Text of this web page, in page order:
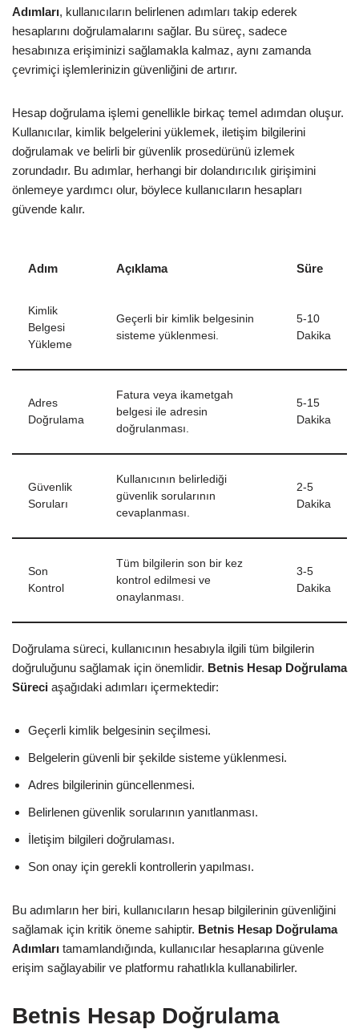
Adımları, kullanıcıların belirlenen adımları takip ederek
hesaplarını doğrulamalarını sağlar. Bu süreç, sadece
hesabınıza erişiminizi sağlamakla kalmaz, aynı zamanda
çevrimiçi işlemlerinizin güvenliğini de artırır.
Hesap doğrulama işlemi genellikle birkaç temel adımdan oluşur.
Kullanıcılar, kimlik belgelerini yüklemek, iletişim bilgilerini
doğrulamak ve belirli bir güvenlik prosedürünü izlemek
zorundadır. Bu adımlar, herhangi bir dolandırıcılık girişimini
önlemeye yardımcı olur, böylece kullanıcıların hesapları
güvende kalır.
Adım Açıklama Süre
Kimlik
Belgesi
Yükleme
Geçerli bir kimlik belgesinin
sisteme yüklenmesi.
5-10
Dakika
Adres
Doğrulama
Fatura veya ikametgah
belgesi ile adresin
doğrulanması.
5-15
Dakika
Güvenlik
Soruları
Kullanıcının belirlediği
güvenlik sorularının
cevaplanması.
2-5
Dakika
Son
Kontrol
Tüm bilgilerin son bir kez
kontrol edilmesi ve
onaylanması.
3-5
Dakika
Doğrulama süreci, kullanıcının hesabıyla ilgili tüm bilgilerin
doğruluğunu sağlamak için önemlidir. Betnis Hesap Doğrulama
Süreci aşağıdaki adımları içermektedir:
Geçerli kimlik belgesinin seçilmesi.
Belgelerin güvenli bir şekilde sisteme yüklenmesi.
Adres bilgilerinin güncellenmesi.
Belirlenen güvenlik sorularının yanıtlanması.
İletişim bilgileri doğrulaması.
Son onay için gerekli kontrollerin yapılması.
Bu adımların her biri, kullanıcıların hesap bilgilerinin güvenliğini
sağlamak için kritik öneme sahiptir. Betnis Hesap Doğrulama
Adımları tamamlandığında, kullanıcılar hesaplarına güvenle
erişim sağlayabilir ve platformu rahatlıkla kullanabilirler.
Betnis Hesap Doğrulama